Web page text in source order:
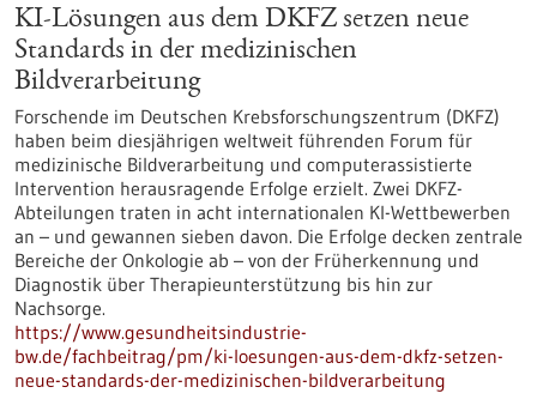
KI-Lösungen aus dem DKFZ setzen neue
Standards in der medizinischen
Bildverarbeitung
Forschende im Deutschen Krebsforschungszentrum (DKFZ)
haben beim diesjährigen weltweit führenden Forum für
medizinische Bildverarbeitung und computerassistierte
Intervention herausragende Erfolge erzielt. Zwei DKFZ-
Abteilungen traten in acht internationalen KI-Wettbewerben
an – und gewannen sieben davon. Die Erfolge decken zentrale
Bereiche der Onkologie ab – von der Früherkennung und
Diagnostik über Therapieunterstützung bis hin zur
Nachsorge.
https://www.gesundheitsindustrie-
bw.de/fachbeitrag/pm/ki-loesungen-aus-dem-dkfz-setzen-
neue-standards-der-medizinischen-bildverarbeitung